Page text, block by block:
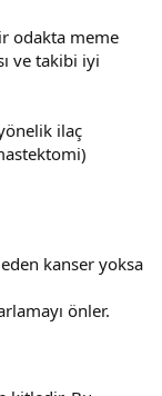
odakta meme
ve takibi iyi
ilaç
kanser yoksa
önler.